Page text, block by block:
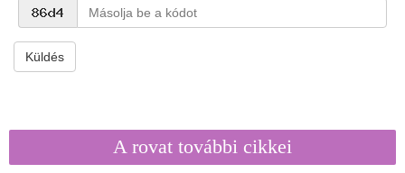
Küldés
A rovat további cikkei